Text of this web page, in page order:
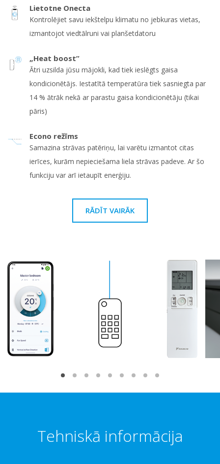
Lietotne Onecta
Kontrolējiet savu iekštelpu klimatu no jebkuras vietas,
izmantojot viedtālruni vai planšetdatoru
„Heat boost”
Ātri uzsilda jūsu mājokli, kad tiek ieslēgts gaisa
kondicionētājs. Iestatītā temperatūra tiek sasniegta par
14 % ātrāk nekā ar parastu gaisa kondicionētāju (tikai
pāris)
Econo režīms
Samazina strāvas patēriņu, lai varētu izmantot citas
ierīces, kurām nepieciešama liela strāvas padeve. Ar šo
funkciju var arī ietaupīt enerģiju.
RĀDĪT VAIRĀK
Tehniskā informācija